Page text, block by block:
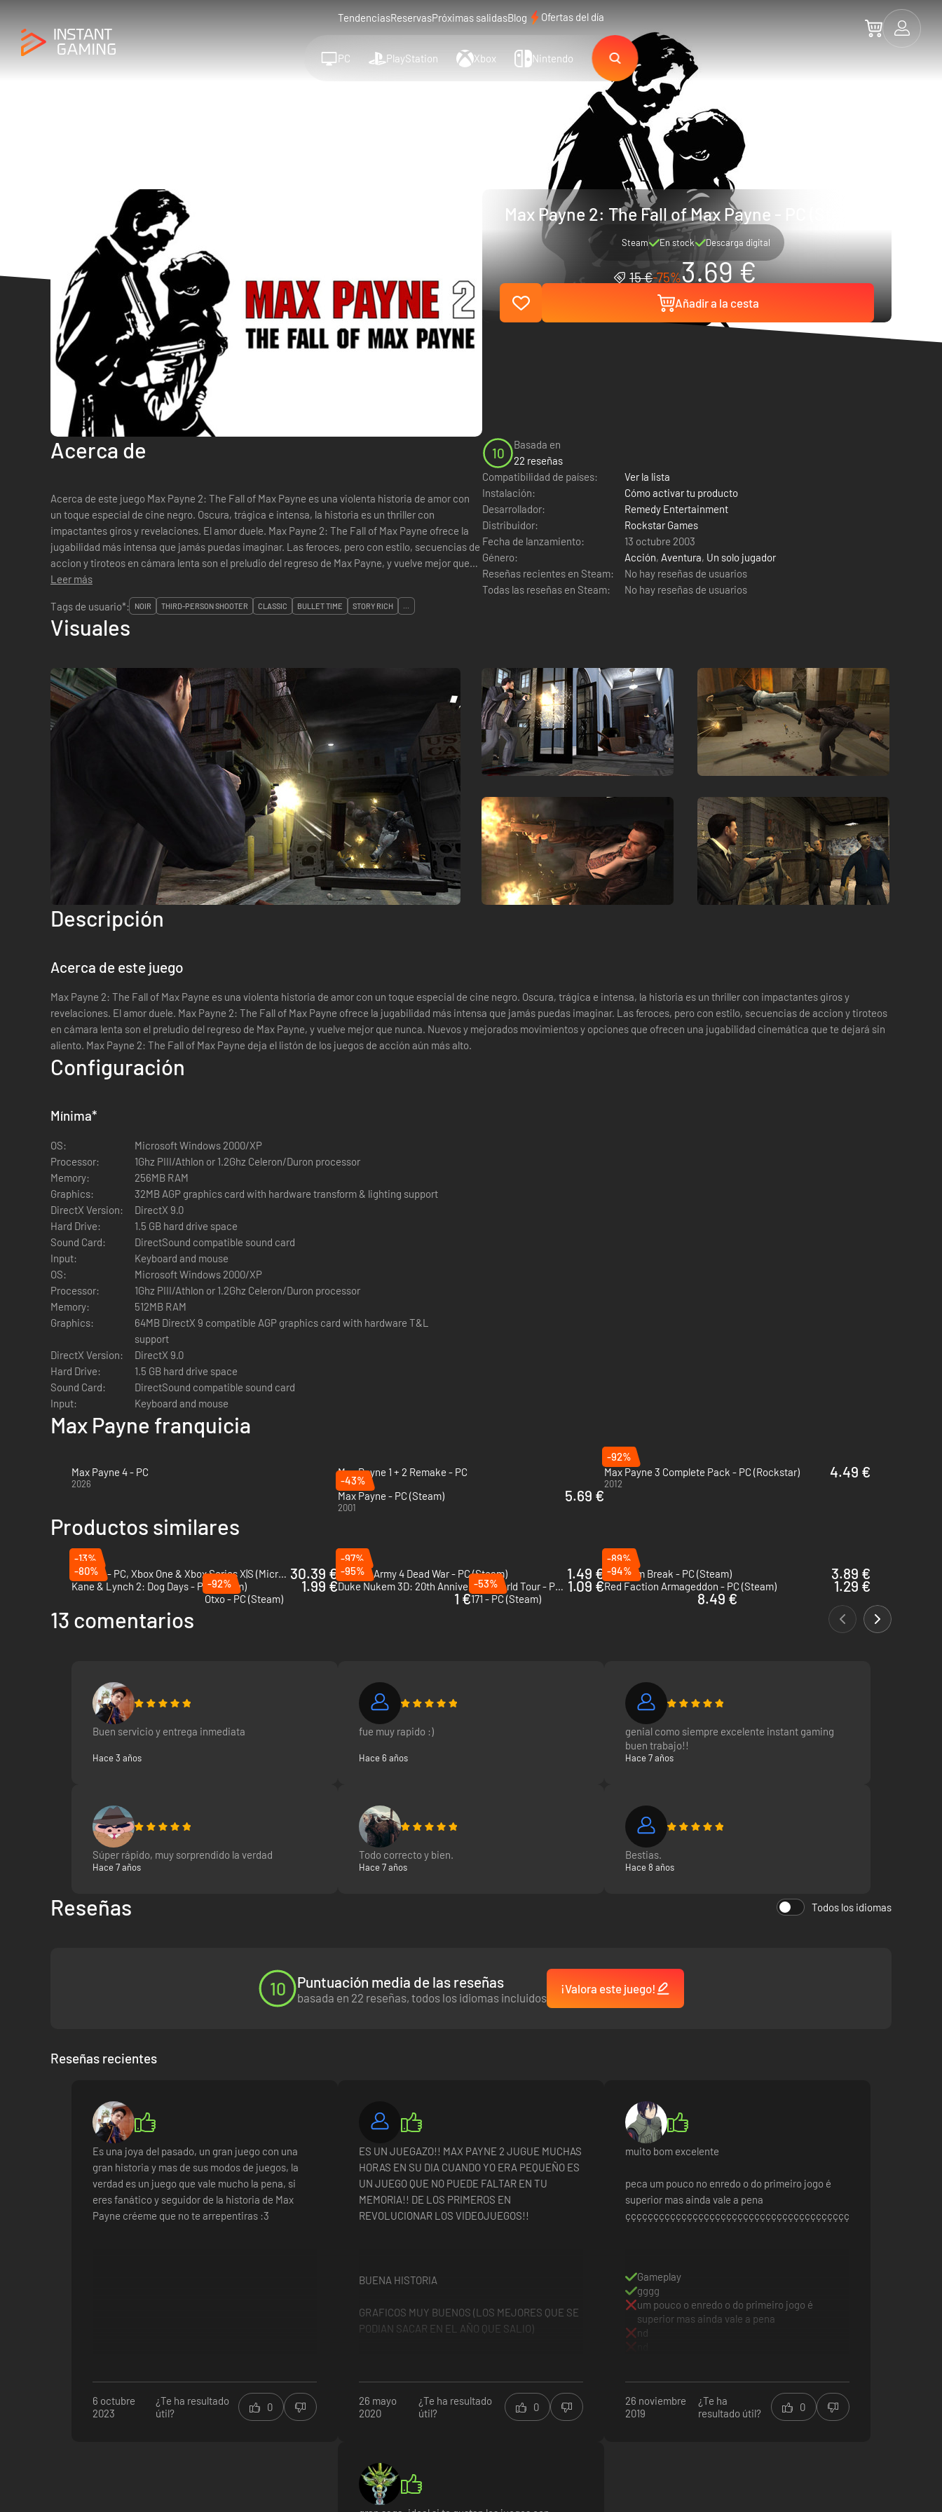
TendenciasReservasPróximas salidasBlog Ofertas del día
PC PlayStation Xbox Nintendo
Max Payne 2: The Fall of Max Payne - PC (Steam)
Steam En stock Descarga digital
15 €-75%3.69 €
Añadir a la cesta
Acerca de
Acerca de este juego Max Payne 2: The Fall of Max Payne es una violenta historia de amor con
un toque especial de cine negro. Oscura, trágica e intensa, la historia es un thriller con
impactantes giros y revelaciones. El amor duele. Max Payne 2: The Fall of Max Payne ofrece la
jugabilidad más intensa que jamás puedas imaginar. Las feroces, pero con estilo, secuencias de
accion y tiroteos en cámara lenta son el preludio del regreso de Max Payne, y vuelve mejor que
nunca. Nuevos y mejora...
Leer más
10
Basada en
22 reseñas
Compatibilidad de países:
Ver la lista
Instalación:
Cómo activar tu producto
Desarrollador:
Remedy Entertainment
Distribuidor:
Rockstar Games
Fecha de lanzamiento:
13 octubre 2003
Género:
Acción, Aventura, Un solo jugador
Reseñas recientes en Steam:
No hay reseñas de usuarios
Todas las reseñas en Steam:
No hay reseñas de usuarios
Tags de usuario*:
NOIR THIRD-PERSON SHOOTER CLASSIC BULLET TIME STORY RICH ...
Visuales
Descripción
Acerca de este juego
Max Payne 2: The Fall of Max Payne es una violenta historia de amor con un toque especial de cine negro. Oscura, trágica e intensa, la historia es un thriller con impactantes giros y
revelaciones. El amor duele. Max Payne 2: The Fall of Max Payne ofrece la jugabilidad más intensa que jamás puedas imaginar. Las feroces, pero con estilo, secuencias de accion y tiroteos
en cámara lenta son el preludio del regreso de Max Payne, y vuelve mejor que nunca. Nuevos y mejorados movimientos y opciones que ofrecen una jugabilidad cinemática que te dejará sin
aliento. Max Payne 2: The Fall of Max Payne deja el listón de los juegos de acción aún más alto.
Configuración
Mínima*
OS:
Microsoft Windows 2000/XP
Processor:
1Ghz PIII/Athlon or 1.2Ghz Celeron/Duron processor
Memory:
256MB RAM
Graphics:
32MB AGP graphics card with hardware transform & lighting support
DirectX Version:
DirectX 9.0
Hard Drive:
1.5 GB hard drive space
Sound Card:
DirectSound compatible sound card
Input:
Keyboard and mouse
OS:
Microsoft Windows 2000/XP
Processor:
1Ghz PIII/Athlon or 1.2Ghz Celeron/Duron processor
Memory:
512MB RAM
Graphics:
64MB DirectX 9 compatible AGP graphics card with hardware T&L
support
DirectX Version:
DirectX 9.0
Hard Drive:
1.5 GB hard drive space
Sound Card:
DirectSound compatible sound card
Input:
Keyboard and mouse
Max Payne franquicia
Max Payne 4 - PC
2026
Max Payne 1 + 2 Remake - PC
2026
-92%
Max Payne 3 Complete Pack - PC (Rockstar)
2012
4.49 €
-43%
Max Payne - PC (Steam)
2001
5.69 €
Productos similares
-13%
Gears 5 - PC, Xbox One & Xbox Series X|S (Microsoft Store) 30.39 €
-97%
Zombie Army 4 Dead War - PC (Steam)
1.49 €
-89%
Quantum Break - PC (Steam)
3.89 €
-80%
Kane & Lynch 2: Dog Days - PC (Steam)
1.99 €
-95%
Duke Nukem 3D: 20th Anniversary World Tour - PC (Steam) 1.09 €
-94%
Red Faction Armageddon - PC (Steam)
1.29 €
-92%
Otxo - PC (Steam)
1 €
-53%
171 - PC (Steam)
8.49 €
13 comentarios
Buen servicio y entrega inmediata
Hace 3 años
fue muy rapido :)
Hace 6 años
genial como siempre excelente instant gaming
buen trabajo!!
Hace 7 años
Súper rápido, muy sorprendido la verdad
Hace 7 años
Todo correcto y bien.
Hace 7 años
Bestias.
Hace 8 años
Reseñas Todos los idiomas
10 Puntuación media de las reseñas
basada en 22 reseñas, todos los idiomas incluidos
¡Valora este juego!
Reseñas recientes
Es una joya del pasado, un gran juego con una
gran historia y mas de sus modos de juegos, la
verdad es un juego que vale mucho la pena, si
eres fanático y seguidor de la historia de Max
Payne créeme que no te arrepentiras :3
6 octubre
2023
¿Te ha resultado
útil?
0
ES UN JUEGAZO!! MAX PAYNE 2 JUGUE MUCHAS
HORAS EN SU DIA CUANDO YO ERA PEQUEÑO ES
UN JUEGO QUE NO PUEDE FALTAR EN TU
MEMORIA!! DE LOS PRIMEROS EN
REVOLUCIONAR LOS VIDEOJUEGOS!!
BUENA HISTORIA
GRAFICOS MUY BUENOS (LOS MEJORES QUE SE
PODIAN SACAR EN EL AÑO QUE SALIO)
UN PARCHE Y ARREGLADO JEJE
BUENA HISTORIA
26 mayo
2020
¿Te ha resultado
útil?
0
muito bom excelente
peca um pouco no enredo o do primeiro jogo é
superior mas ainda vale a pena
Gameplay
gggg
um pouco o enredo o do primeiro jogo é
superior mas ainda vale a pena
nd
26 noviembre
2019
¿Te ha
resultado útil?
0